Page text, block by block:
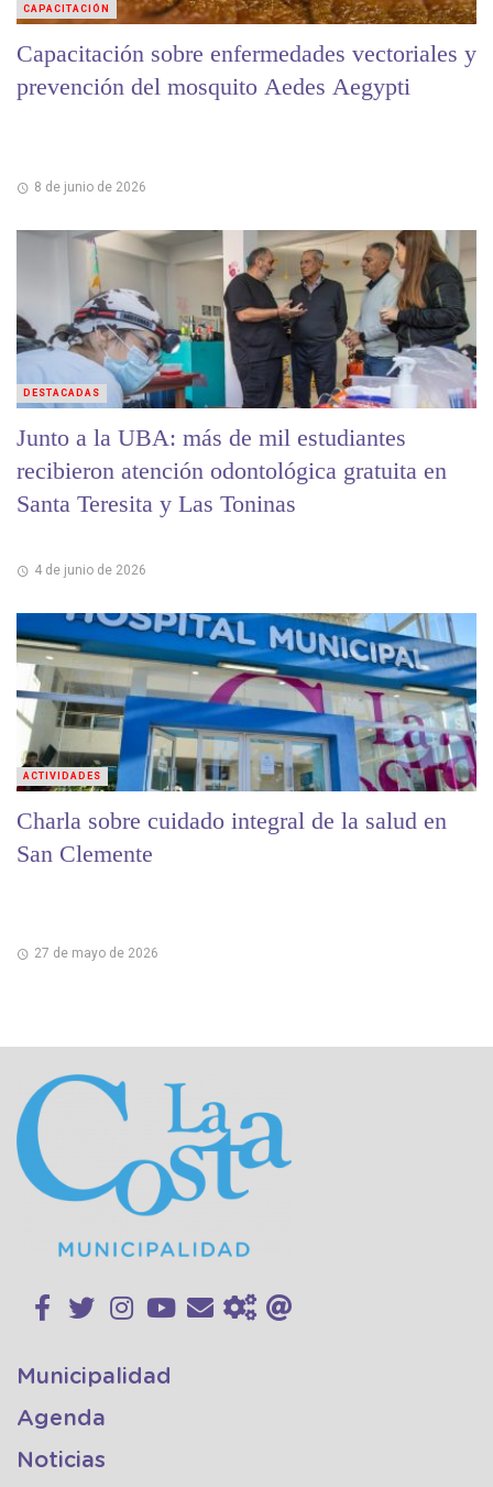
Capacitación sobre enfermedades vectoriales y
prevención del mosquito Aedes Aegypti
8 de junio de 2026
CAPACITACIÓN
Junto a la UBA: más de mil estudiantes
recibieron atención odontológica gratuita en
Santa Teresita y Las Toninas
4 de junio de 2026
DESTACADAS
Charla sobre cuidado integral de la salud en
San Clemente
27 de mayo de 2026
ACTIVIDADES
Municipalidad
Agenda
Noticias